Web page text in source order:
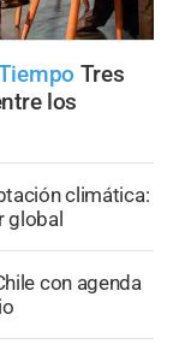
Tres
los
climática:
global
con agenda